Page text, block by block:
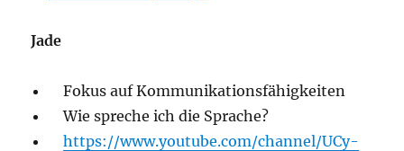
Jade
Fokus auf Kommunikationsfähigkeiten
Wie spreche ich die Sprache?
https://www.youtube.com/channel/UCy-